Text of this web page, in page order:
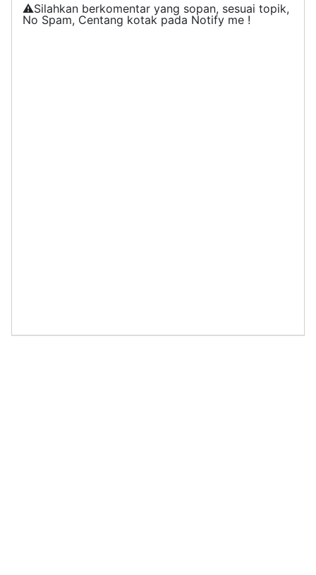
⚠️Silahkan berkomentar yang sopan, sesuai topik,
No Spam, Centang kotak pada Notify me !